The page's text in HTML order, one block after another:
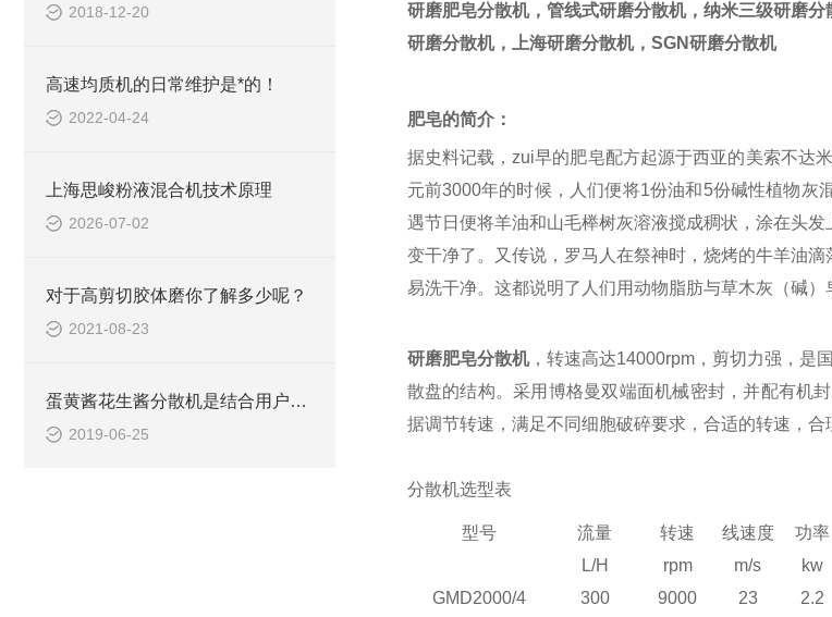
2018-12-20
高速均质机的日常维护是*的！
2022-04-24
上海思峻粉液混合机技术原理
2026-07-02
对于高剪切胶体磨你了解多少呢？
2021-08-23
蛋黄酱花生酱分散机是结合用户使用的新一代产品
2019-06-25
研磨肥皂分散机，管线式研磨分散机，纳米三级研磨
研磨分散机，上海研磨分散机， SGN研磨分散机
肥皂的简介：
据史料记载，zui早的肥皂配方起源于西亚的美索不达
元前3000年的时候，人们便将1份油和5份碱性植物
遇节日便将羊油和山毛榉树灰溶液搅成稠状，涂在头
变干净了。又传说，罗马人在祭神时，烧烤的牛羊油
易洗干净。这都说明了人们用动物脂肪与草木灰（碱）
研磨肥皂分散机，转速高达14000rpm，剪切力强，是
散盘的结构。采用博格曼双端面机械密封，并配有机
据调节转速，满足不同细胞破碎要求，合适的转速，合
分散机选型表
型号
流量
L/H
转速
rpm
线速度
m/s
功率
kw
GMD2000/4 300 9000 23 2.2